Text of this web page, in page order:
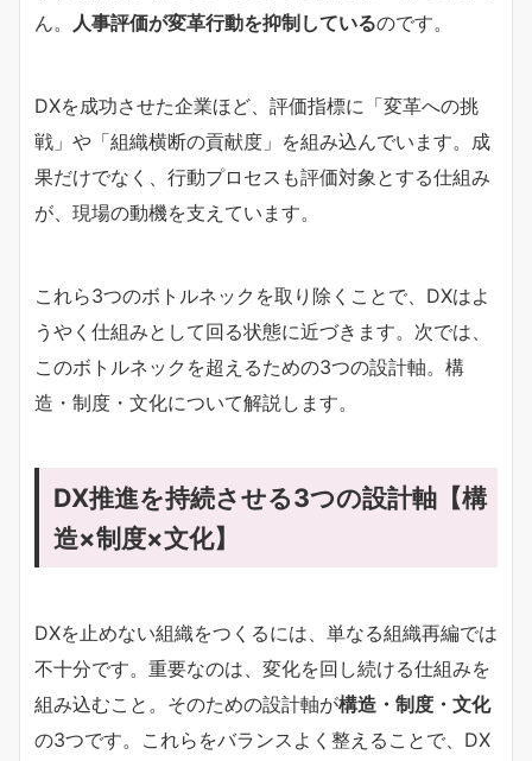
ん。
人事評価が変革行動を抑制しているのです。
DXを成功させた企業ほど、評価指標に「変革への挑
戦」や「組織横断の貢献度」を組み込んでいます。成
果だけでなく、行動プロセスも評価対象とする仕組み
が、現場の動機を支えています。
これら3つのボトルネックを取り除くことで、DXはよ
うやく仕組みとして回る状態に近づきます。次では、
このボトルネックを超えるための3つの設計軸。構
造・制度・文化について解説します。
DX推進を持続させる3つの設計軸【構
造×制度×文化】
DXを止めない組織をつくるには、単なる組織再編では
不十分です。重要なのは、変化を回し続ける仕組みを
組み込むこと。そのための設計軸が構造・制度・文化
の3つです。これらをバランスよく整えることで、DX